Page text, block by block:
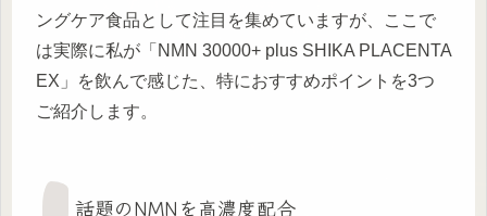
ングケア食品として注目を集めていますが、ここで
は実際に私が「NMN 30000+ plus SHIKA PLACENTA
EX」を飲んで感じた、特におすすめポイントを3つ
ご紹介します。
話題のNMNを高濃度配合